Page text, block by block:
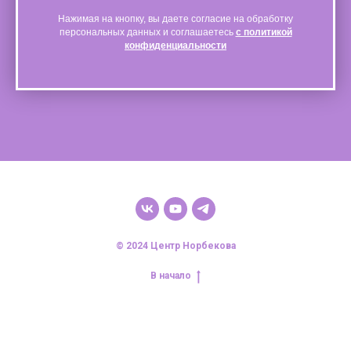
Нажимая на кнопку, вы даете согласие на обработку
персональных данных и соглашаетесь с политикой
конфиденциальности
© 2024 Центр Норбекова
В начало